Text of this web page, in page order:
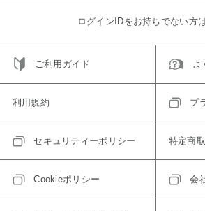
ログインIDをお持ちでない方
ご利用ガイド よ
利用規約 プ
セキュリティーポリシー 特定商
Cookieポリシー 会